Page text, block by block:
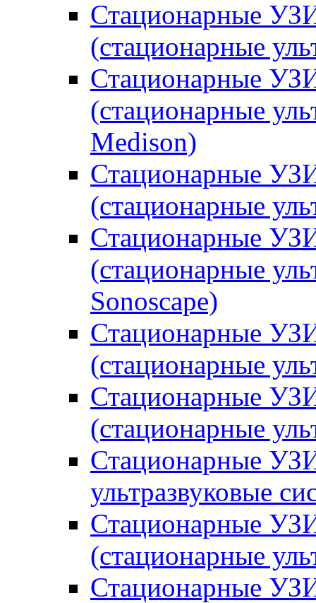
Стационарные
(стационарные
Стационарные
(стационарные
Medison)
Стационарные
(стационарные
Стационарные
(стационарные
Sonoscape)
Стационарные
(стационарные
Стационарные
(стационарные
Стационарные
ультразвуковые
Стационарные
(стационарные
Стационарные